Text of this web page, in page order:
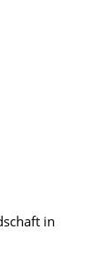
in